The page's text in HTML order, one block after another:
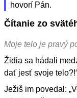
hovorí Pán.
Čítanie zo
Moje telo je pravý
Židia sa hádali
dať jesť svoje
Ježiš im povedal: